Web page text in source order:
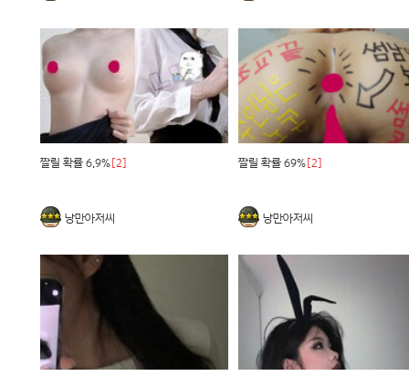
짤릴 확률 6.9% [2]
낭만아저씨
짤릴 확률 69% [2]
낭만아저씨